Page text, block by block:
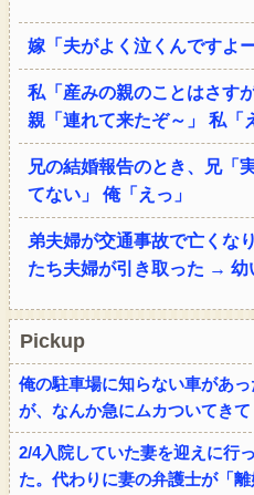
嫁「夫がよく泣くんですよ
私「産みの親のことはさ
親「連れて来たぞ～」 私「
兄の結婚報告のとき、兄「
てない」 俺「えっ」
弟夫婦が交通事故で亡くな
たち夫婦が引き取った →
Pickup
俺の駐車場に知らない車があ
が、なんか急にムカついてきて
2/4入院していた妻を迎えに行
た。代わりに妻の弁護士が「